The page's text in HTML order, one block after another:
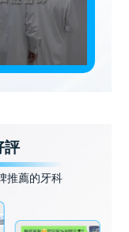
評
推薦的牙科